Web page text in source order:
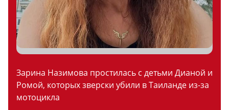
Зарина Назимова простилась с детьми Дианой и
Ромой, которых зверски убили в Таиланде из-за
мотоцикла